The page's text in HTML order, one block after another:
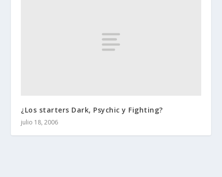
¿Los starters Dark, Psychic y Fighting?
julio 18, 2006